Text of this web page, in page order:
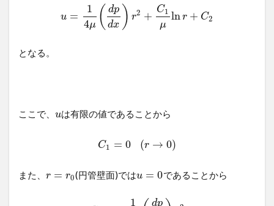
u =
1
4μ ( dp
dx ) r2 +
C1
μ
lnr + C2
となる。
ここで、 uは有限の値であることから
C1 = 0 (r → 0)
また、 r = r0(円管壁面)ではu = 0であることから
1
dp